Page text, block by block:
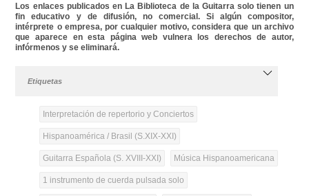
Los enlaces publicados en La Biblioteca de la Guitarra solo tienen un
fin educativo y de difusión, no comercial. Si algún compositor,
intérprete o empresa, por cualquier motivo, considera que un archivo
que aparece en esta página web vulnera los derechos de autor,
infórmenos y se eliminará.
Etiquetas
Interpretación de repertorio y Conciertos
Hispanoamérica / Brasil (S.XIX-XXI)
Guitarra Española (S. XVIII-XXI) Música Hispanoamericana
1 instrumento de cuerda pulsada solo